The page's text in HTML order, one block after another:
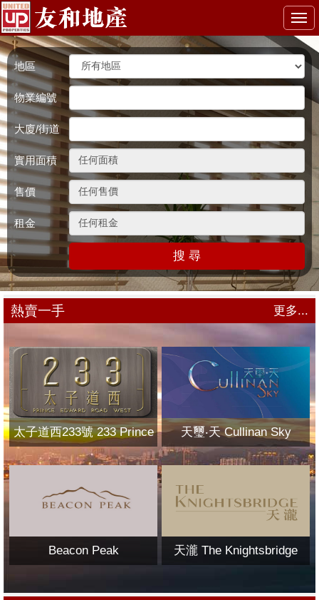
地區
物業編號
大廈/街道
實用面積
售價
租金
搜 尋
熱賣一手 更多...
太子道西233號 233 Prince
Edward Road West
天璽‧天 Cullinan Sky
Beacon Peak 天瀧 The Knightsbridge